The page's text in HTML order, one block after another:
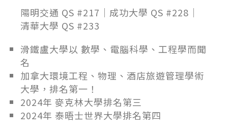
陽明交通 QS #217｜成功大學 QS #228｜
清華大學 QS #233
滑鐵盧大學以 數學、電腦科學、工程學而聞
名
加拿大環境工程、物理、酒店旅遊管理學術
大學，排名第一！
2024年 麥克林大學排名第三
2024年 泰晤士世界大學排名第四